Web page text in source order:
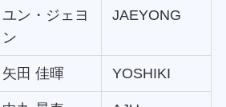
ユン・ジェヨ
ン
JAEYONG
矢田 佳暉 YOSHIKI